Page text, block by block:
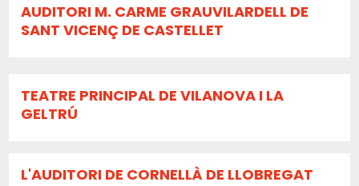
AUDITORI M. CARME GRAUVILARDELL DE
SANT VICENÇ DE CASTELLET
TEATRE PRINCIPAL DE VILANOVA I LA
GELTRÚ
L'AUDITORI DE CORNELLÀ DE LLOBREGAT